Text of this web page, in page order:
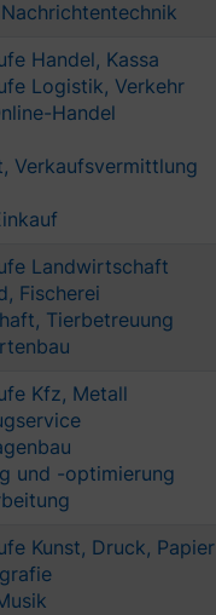
Handel, Kassa
Logistik, Verkehr
Handel
Verkaufsvermittlung
Landwirtschaft
Fischerei
Tierbetreuung
Kfz, Metall
und -optimierung
Kunst, Druck, Papier